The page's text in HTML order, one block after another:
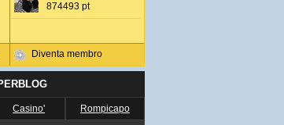
874493 pt
Diventa membro
Casino' Rompicapo